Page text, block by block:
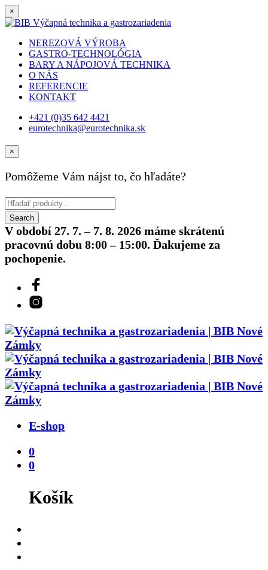
×
NEREZOVÁ VÝROBA
GASTRO-TECHNOLÓGIA
BARY A NÁPOJOVÁ TECHNIKA
O NÁS
REFERENCIE
KONTAKT
+421 (0)35 642 4421
eurotechnika@eurotechnika.sk
×
Pomôžeme Vám nájst to, čo hľadáte?
V období 27. 7. – 7. 8. 2026 máme skrátenú
pracovnú dobu 8:00 – 15:00. Ďakujeme za
pochopenie.
E-shop
0
0
Košík